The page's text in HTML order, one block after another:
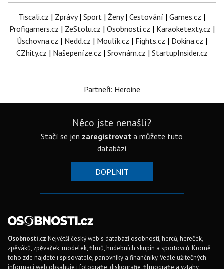
Tiscali.cz | Zprávy| Sport | Ženy| Cestování | Games.cz |
Profigamers.cz | ZeStolu.cz | Osobnosti.cz | Karaoketexty.cz |
Úschovna.cz | Nedd.cz | Moulík.cz | Fights.cz | Dokina.cz |
CZhity.cz | Našepeníze.cz | Srovnám.cz | StartupInsider.cz
Partneři: Heroine
Něco jste nenašli?
Stačí se jen zaregistrovat a můžete tuto
databázi
DOPLNIT
Osobnosti.cz Největší český web s databází osobností, herců, hereček,
zpěváků, zpěvaček, modelek, filmů, hudebních skupin a sportovců. Kromě
toho zde najdete i spisovatele, panovníky a finančníky. Vedle užitečných
informací web obsahuje i fotografie, diskografie, filmografie a vztahy